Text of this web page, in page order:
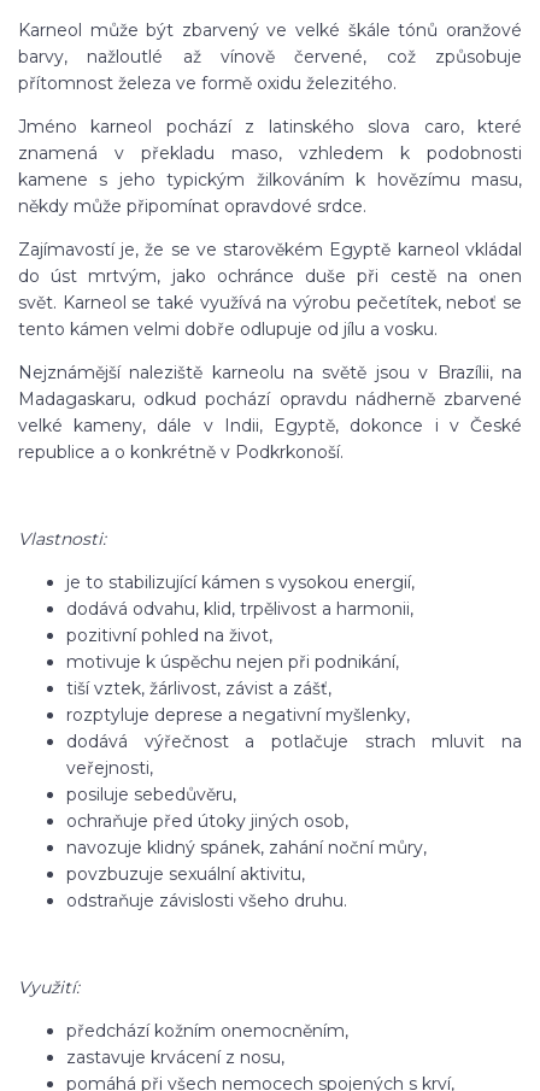
Karneol může být zbarvený ve velké škále tónů oranžové
barvy, nažloutlé až vínově červené, což způsobuje
přítomnost železa ve formě oxidu železitého.
Jméno karneol pochází z latinského slova caro, které
znamená v překladu maso, vzhledem k podobnosti
kamene s jeho typickým žilkováním k hovězímu masu,
někdy může připomínat opravdové srdce.
Zajímavostí je, že se ve starověkém Egyptě karneol vkládal
do úst mrtvým, jako ochránce duše při cestě na onen
svět. Karneol se také využívá na výrobu pečetítek, neboť se
tento kámen velmi dobře odlupuje od jílu a vosku.
Nejznámější naleziště karneolu na světě jsou v Brazílii, na
Madagaskaru, odkud pochází opravdu nádherně zbarvené
velké kameny, dále v Indii, Egyptě, dokonce i v České
republice a o konkrétně v Podkrkonoší.
Vlastnosti:
je to stabilizující kámen s vysokou energií,
dodává odvahu, klid, trpělivost a harmonii,
pozitivní pohled na život,
motivuje k úspěchu nejen při podnikání,
tiší vztek, žárlivost, závist a zášť,
rozptyluje deprese a negativní myšlenky,
dodává výřečnost a potlačuje strach mluvit na
veřejnosti,
posiluje sebedůvěru,
ochraňuje před útoky jiných osob,
navozuje klidný spánek, zahání noční můry,
povzbuzuje sexuální aktivitu,
odstraňuje závislosti všeho druhu.
Využití:
předchází kožním onemocněním,
zastavuje krvácení z nosu,
pomáhá při všech nemocech spojených s krví,